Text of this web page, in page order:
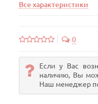
Все характеристики
0
Если у Вас
наличию, Вы
Наш менеджер